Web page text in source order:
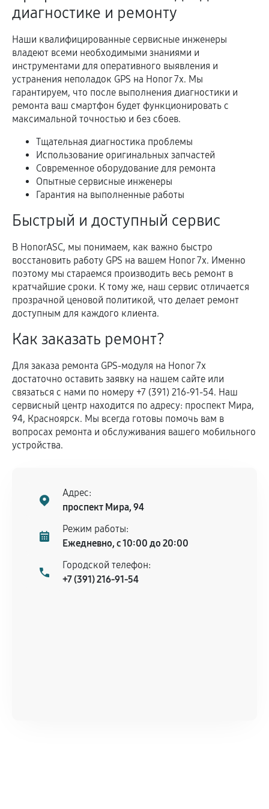
диагностике и ремонту
Наши квалифицированные сервисные инженеры
владеют всеми необходимыми знаниями и
инструментами для оперативного выявления и
устранения неполадок GPS на Honor 7x. Мы
гарантируем, что после выполнения диагностики и
ремонта ваш смартфон будет функционировать с
максимальной точностью и без сбоев.
Тщательная диагностика проблемы
Использование оригинальных запчастей
Современное оборудование для ремонта
Опытные сервисные инженеры
Гарантия на выполненные работы
Быстрый и доступный сервис
В HonorASC, мы понимаем, как важно быстро
восстановить работу GPS на вашем Honor 7x. Именно
поэтому мы стараемся производить весь ремонт в
кратчайшие сроки. К тому же, наш сервис отличается
прозрачной ценовой политикой, что делает ремонт
доступным для каждого клиента.
Как заказать ремонт?
Для заказа ремонта GPS-модуля на Honor 7x
достаточно оставить заявку на нашем сайте или
связаться с нами по номеру +7 (391) 216-91-54. Наш
сервисный центр находится по адресу: проспект Мира,
94, Красноярск. Мы всегда готовы помочь вам в
вопросах ремонта и обслуживания вашего мобильного
устройства.
Адрес:
проспект Мира, 94
Режим работы:
Ежедневно, с 10:00 до 20:00
Городской телефон:
+7 (391) 216-91-54